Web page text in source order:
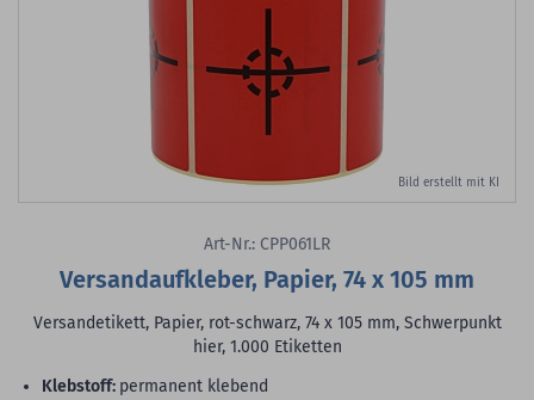
Bild erstellt mit KI
Art-Nr.: CPP061LR
Versandaufkleber, Papier, 74 x 105 mm
Versandetikett, Papier, rot-schwarz, 74 x 105 mm, Schwerpunkt
hier, 1.000 Etiketten
Klebstoff: permanent klebend